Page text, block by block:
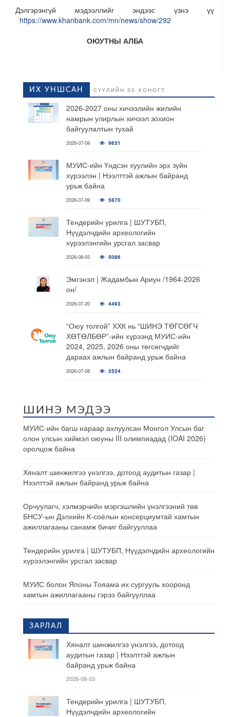
Дэлгэрэнгүй мэдээллийг эндээс үзнэ үү
https://www.khanbank.com/mn/news/show/292
ОЮУТНЫ АЛБА
ИХ УНШСАН СҮҮЛИЙН 30 ХОНОГТ
2026-2027 оны хичээлийн жилийн
намрын улирлын хичээл зохион
байгуулалтын тухай
2026-07-09 9631
МУИС-ийн Үндсэн хуулийн эрх зүйн
хүрээлэн | Нээлттэй ажлын байранд
урьж байна
2026-07-09 5870
Тендерийн урилга | ШУТУБП,
Нүүдэлчдийн археологийн
хүрээлэнгийн урсгал засвар
2026-08-03 5086
Эмгэнэл | Жадамбын Ариун /1964-2026
он/
2026-07-20 4493
“Оюу толгой” ХХК нь “ШИНЭ ТӨГСӨГЧ
ХӨТӨЛБӨР”-ийн хүрээнд МУИС-ийн
2024, 2025, 2026 оны төгсөгчдийг
дараах ажлын байранд урьж байна
2026-07-08 2524
ШИНЭ МЭДЭЭ
МУИС-ийн багш нараар ахлуулсан Монгол Улсын баг
олон улсын хиймэл оюуны III олимпиадад (IOAI 2026)
оролцож байна
Хяналт шинжилгээ үнэлгээ, дотоод аудитын газар |
Нээлттэй ажлын байранд урьж байна
Орчуулагч, хэлмэрчийн мэргэшлийн үнэлгээний төв
БНСУ-ын Дэлхийн К-соёлын консерциумтай хамтын
ажиллагааны санамж бичиг байгууллаа
Тендерийн урилга | ШУТУБП, Нүүдэлчдийн археологийн
хүрээлэнгийн урсгал засвар
МУИС болон Японы Тояама их сургууль хооронд
хамтын ажиллагааны гэрээ байгууллаа
ЗАРЛАЛ
Хяналт шинжилгээ үнэлгээ, дотоод
аудитын газар | Нээлттэй ажлын
байранд урьж байна
2026-08-03
Тендерийн урилга | ШУТУБП,
Нүүдэлчдийн археологийн